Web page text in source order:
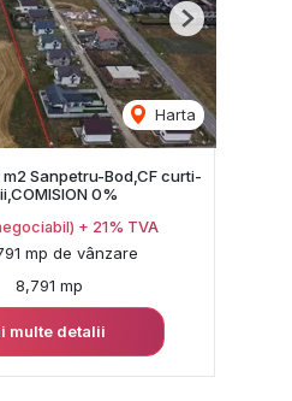
Harta
Next
Sanpetru-Bod,CF curti-
0%
+ 21% TVA
mp de vânzare
8,791 mp
multe detalii